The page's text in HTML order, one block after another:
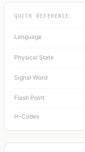
QUICK REFERENCE
Language
Physical State
Signal Word
Flash Point
H-Codes